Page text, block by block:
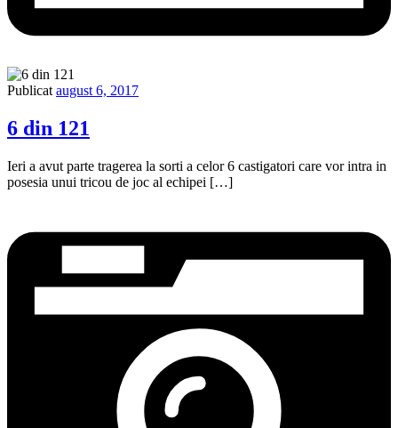
Publicat august 6, 2017
6 din 121
Ieri a avut parte tragerea la sorti a celor 6 castigatori care vor intra in
posesia unui tricou de joc al echipei […]